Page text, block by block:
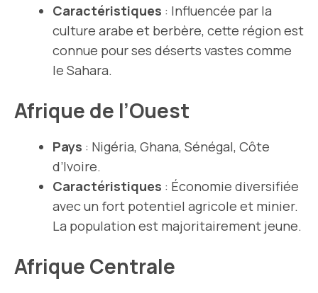
Caractéristiques : Influencée par la
culture arabe et berbère, cette région est
connue pour ses déserts vastes comme
le Sahara.
Afrique de l’Ouest
Pays : Nigéria, Ghana, Sénégal, Côte
d’Ivoire.
Caractéristiques : Économie diversifiée
avec un fort potentiel agricole et minier.
La population est majoritairement jeune.
Afrique Centrale